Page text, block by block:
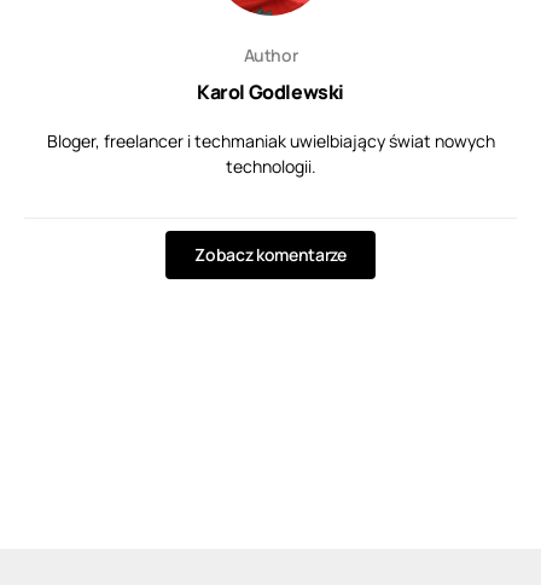
Author
Karol Godlewski
Bloger, freelancer i techmaniak uwielbiający świat nowych
technologii.
Zobacz komentarze